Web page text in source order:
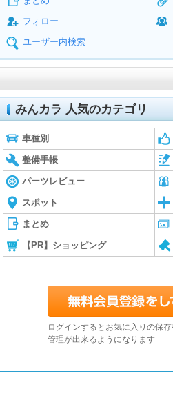
フォロー
ユーザー内検索
みんカラ 人気のカテゴリ
車種別
整備手帳
パーツレビュー
スポット
まとめ
【PR】ショッピング
ログインするとお気に入りの保
管理が出来るようになります